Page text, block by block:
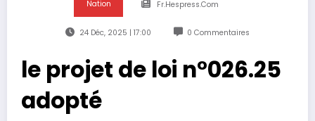
Nation Fr.hespress.com
24 Déc, 2025 | 17:00 0 Commentaires
le projet de loi n°026.25
adopté